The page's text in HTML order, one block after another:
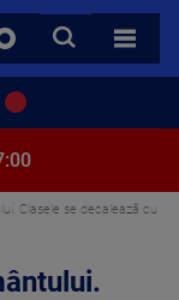
CAUTA
TOATE
Clasele se decalează cu